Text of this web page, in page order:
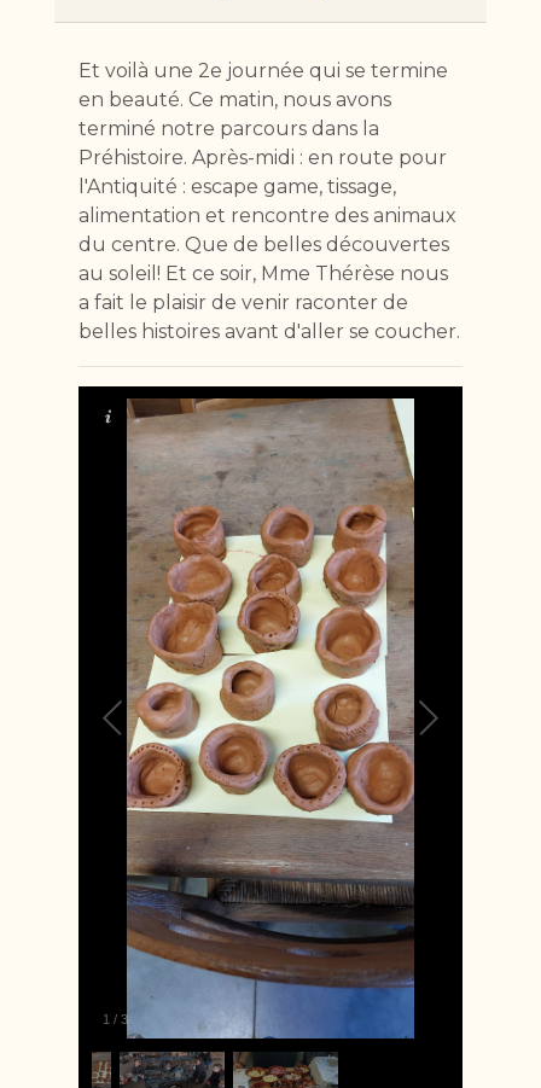
Et voilà une 2e journée qui se termine
en beauté. Ce matin, nous avons
terminé notre parcours dans la
Préhistoire. Après-midi : en route pour
l'Antiquité : escape game, tissage,
alimentation et rencontre des animaux
du centre. Que de belles découvertes
au soleil! Et ce soir, Mme Thérèse nous
a fait le plaisir de venir raconter de
belles histoires avant d'aller se coucher.
1 / 3